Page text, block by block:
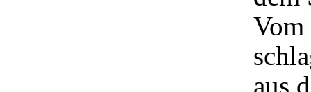
aus